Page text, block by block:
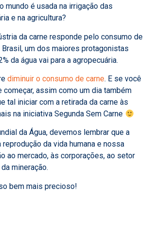
mundo é usada na irrigação das
e na agricultura?
da carne responde pelo consumo de
Brasil, um dos maiores protagonistas
da água vai para a agropecuária.
diminuir o consumo de carne. E se você
começar, assim como um dia também
tal iniciar com a retirada da carne às
na iniciativa Segunda Sem Carne
da Água, devemos lembrar que a
da vida humana e nossa
ao mercado, às corporações, ao setor
mineração.
bem mais precioso!